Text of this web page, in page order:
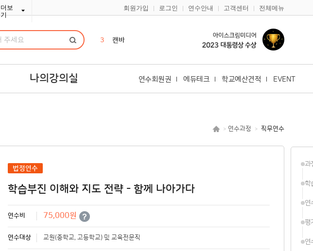
더보
기
회원가입 로그인 연수안내 고객센터 전체메뉴
한국사
3
캔바
10
노션
나의강의실
연수변경/취소
단체신청관리
나의문의함
포인트/쿠폰
영수증/이수증
개인정보관리
연수회원권 에듀테크 학교예산견적 EVENT
과
학
연
평
연
> 연수과정 > 직무연수
법정연수
학습부진 이해와 지도 전략 - 함께 나아가다
연수비 75,000원
연수대상 교원(중학교, 고등학교) 및 교육전문직